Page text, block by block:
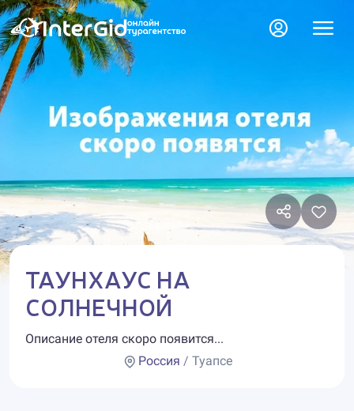
ТАУНХАУС НА
СОЛНЕЧНОЙ
Описание отеля скоро появится...
Россия / Туапсе